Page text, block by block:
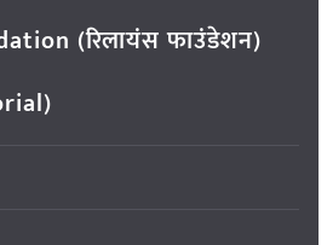
(रिलायंस फाउंडेशन)